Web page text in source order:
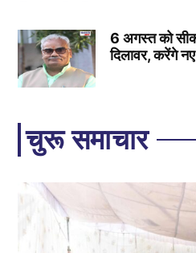
6 अगस्त को
दिलावर, करेंगे
चुरू समाचार